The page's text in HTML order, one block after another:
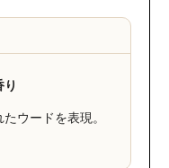
ウードを表現。